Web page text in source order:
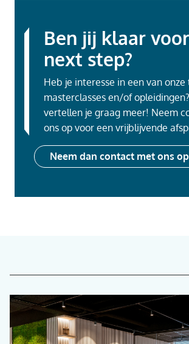
Ben jij klaar
next step?
Heb je interesse in een van
masterclasses en/of
vertellen je graag meer! Neem
ons op voor een vrijblijvende
Neem dan contact met ons op